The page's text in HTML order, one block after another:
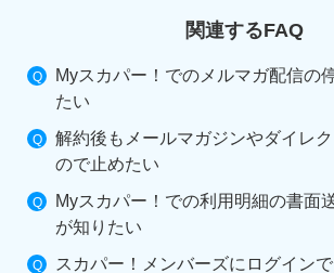
関連するFAQ
Myスカパー！でのメルマガ配信の
たい
解約後もメールマガジンやダイレ
ので止めたい
Myスカパー！での利用明細の書面
が知りたい
スカパー！メンバーズにログイン